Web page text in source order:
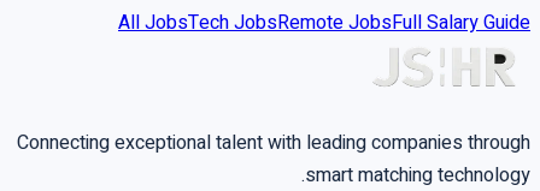
All JobsTech JobsRemote JobsFull Salary Guide
Connecting exceptional talent with leading companies through
smart matching technology.